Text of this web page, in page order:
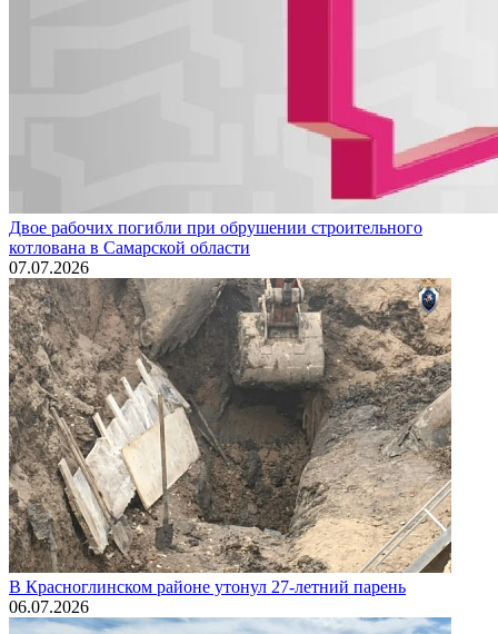
Двое рабочих погибли при обрушении строительного
котлована в Самарской области
07.07.2026
В Красноглинском районе утонул 27-летний парень
06.07.2026